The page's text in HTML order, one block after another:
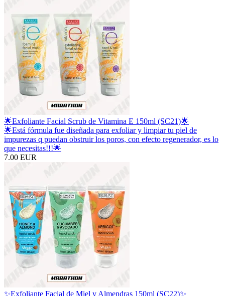
🌟Exfoliante Facial Scrub de Vitamina E 150ml (SC21)🌟
🌟Está fórmula fue diseñada para exfoliar y limpiar tu piel de
impurezas q puedan obstruir los poros, con efecto regenerador, es lo
que necesitas!!!🌟
7.00 EUR
✨Exfoliante Facial de Miel y Almendras 150ml (SC22)✨